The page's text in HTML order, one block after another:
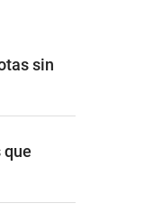
sin
que